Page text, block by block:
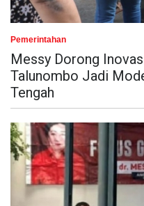
Pemerintahan
Messy Dorong
Talunombo Jadi
Tengah